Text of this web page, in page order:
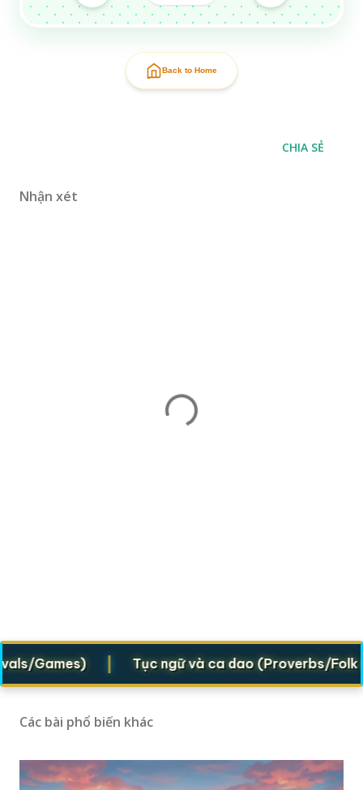
Back to Home
CHIA SẺ
Nhận xét
| Tục ngữ và ca dao (Proverbs/Folk
Các bài phổ biến khác